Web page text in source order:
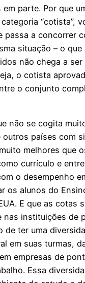
em parte. Por que
“cotista”,
passa a concorrer
situação – o que
não chega a ser
o cotista
o conjunto
não se cogita
outros países com
melhores que
currículo e
o desempenho
os alunos do
E que as cotas
nas instituições de
de ter uma
em suas turmas,
empresas de
Essa